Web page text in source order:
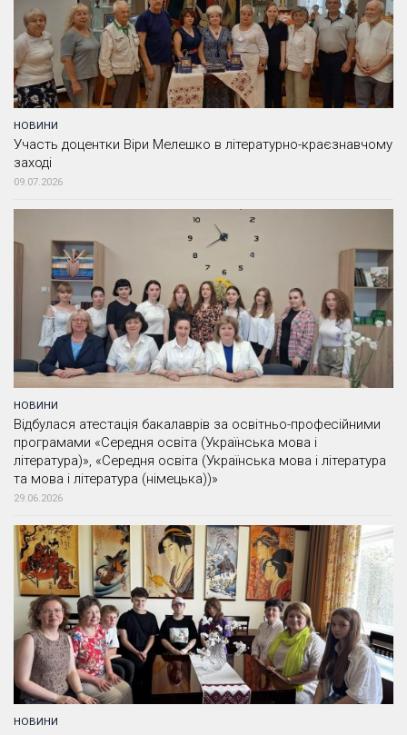
НОВИНИ
Участь доцентки Віри Мелешко в літературно-краєзнавчому
заході
09.07.2026
НОВИНИ
Відбулася атестація бакалаврів за освітньо-професійними
програмами «Середня освіта (Українська мова і
література)», «Середня освіта (Українська мова і література
та мова і література (німецька))»
29.06.2026
НОВИНИ